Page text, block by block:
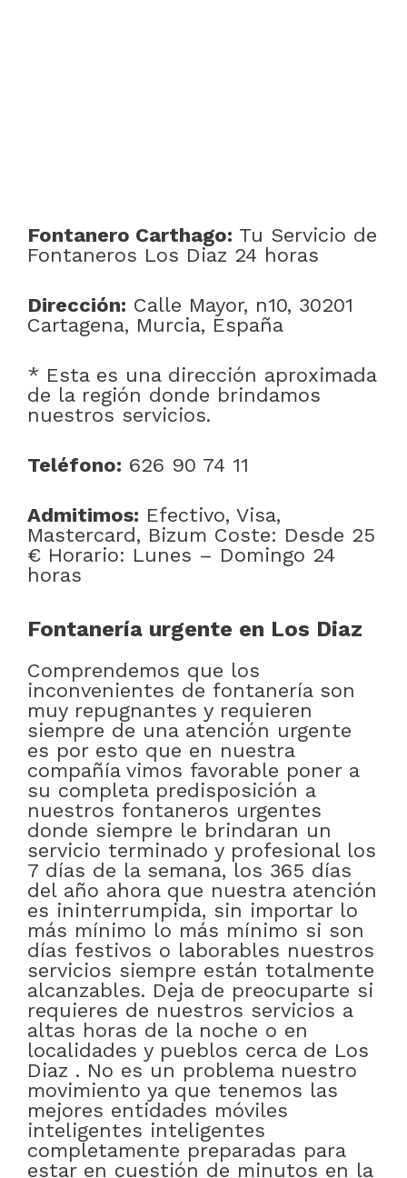
Fontanero Carthago: Tu Servicio de
Fontaneros Los Diaz 24 horas
Dirección: Calle Mayor, n10, 30201
Cartagena, Murcia, España
* Esta es una dirección aproximada
de la región donde brindamos
nuestros servicios.
Teléfono: 626 90 74 11
Admitimos: Efectivo, Visa,
Mastercard, Bizum Coste: Desde 25
€ Horario: Lunes – Domingo 24
horas
Fontanería urgente en Los Diaz
Comprendemos que los
inconvenientes de fontanería son
muy repugnantes y requieren
siempre de una atención urgente
es por esto que en nuestra
compañía vimos favorable poner a
su completa predisposición a
nuestros fontaneros urgentes
donde siempre le brindaran un
servicio terminado y profesional los
7 días de la semana, los 365 días
del año ahora que nuestra atención
es ininterrumpida, sin importar lo
más mínimo lo más mínimo si son
días festivos o laborables nuestros
servicios siempre están totalmente
alcanzables. Deja de preocuparte si
requieres de nuestros servicios a
altas horas de la noche o en
localidades y pueblos cerca de Los
Diaz . No es un problema nuestro
movimiento ya que tenemos las
mejores entidades móviles
inteligentes inteligentes
completamente preparadas para
estar en cuestión de minutos en la